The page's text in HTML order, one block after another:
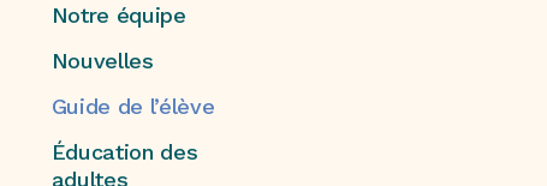
Notre équipe
Nouvelles
Guide de l’élève
Éducation des
adultes